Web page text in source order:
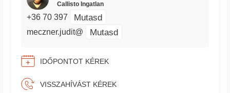
Callisto Ingatlan
+36 70 397 Mutasd
meczner.judit@ Mutasd
IDŐPONTOT KÉREK
VISSZAHÍVÁST KÉREK